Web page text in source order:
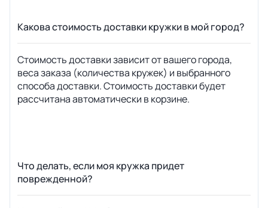
Какова стоимость доставки кружки в мой город?
Стоимость доставки зависит от вашего города,
веса заказа (количества кружек) и выбранного
способа доставки. Стоимость доставки будет
рассчитана автоматически в корзине.
Что делать, если моя кружка придет
поврежденной?